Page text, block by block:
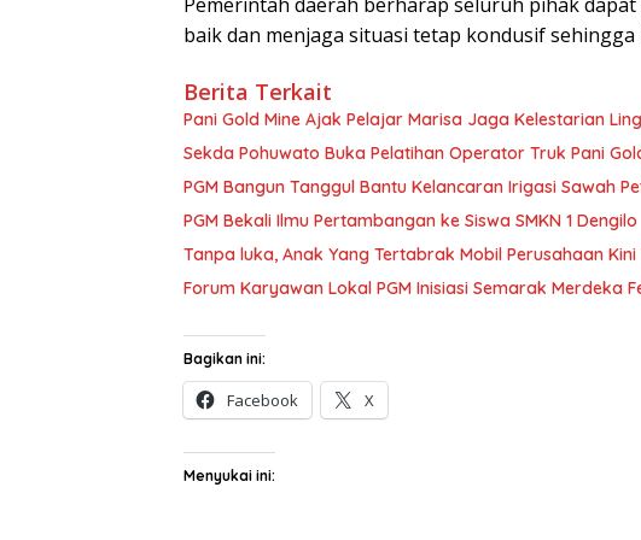
baik dan menjaga situasi tetap kondusif
Berita Terkait
Pani Gold Mine Ajak Pelajar Marisa Jaga Kelestarian
Sekda Pohuwato Buka Pelatihan Operator Truk Pani
PGM Bangun Tanggul Bantu Kelancaran Irigasi Sawah
PGM Bekali Ilmu Pertambangan ke Siswa SMKN 1 Dengilo
Tanpa luka, Anak Yang Tertabrak Mobil Perusahaan Kini
Forum Karyawan Lokal PGM Inisiasi Semarak Merdeka
Bagikan ini:
Facebook X
Menyukai ini: